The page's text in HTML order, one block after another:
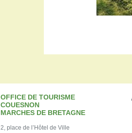
OFFICE DE TOURISME
COUESNON
MARCHES DE BRETAGNE
2, place de l’Hôtel de Ville